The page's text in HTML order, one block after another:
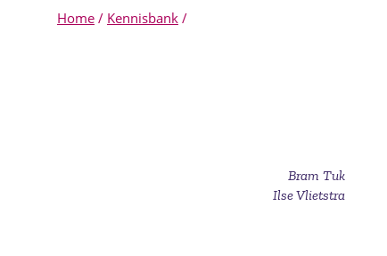
Home / Kennisbank /
Bram Tuk
Ilse Vlietstra